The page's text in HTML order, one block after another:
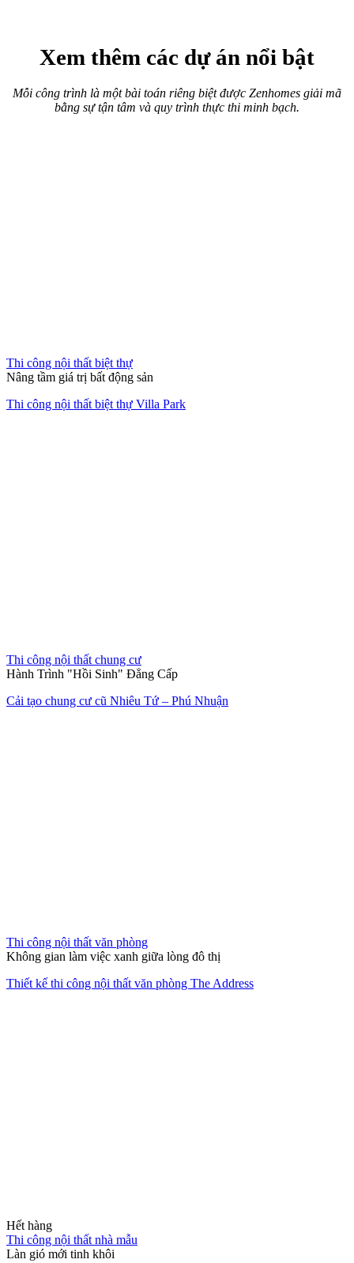
Xem thêm các dự án nổi bật
Mỗi công trình là một bài toán riêng biệt được Zenhomes giải mã
bằng sự tận tâm và quy trình thực thi minh bạch.
Thi công nội thất biệt thự
Nâng tầm giá trị bất động sản
Thi công nội thất biệt thự Villa Park
Thi công nội thất chung cư
Hành Trình "Hồi Sinh" Đẳng Cấp
Cải tạo chung cư cũ Nhiêu Tứ – Phú Nhuận
Thi công nội thất văn phòng
Không gian làm việc xanh giữa lòng đô thị
Thiết kế thi công nội thất văn phòng The Address
Hết hàng
Thi công nội thất nhà mẫu
Làn gió mới tinh khôi